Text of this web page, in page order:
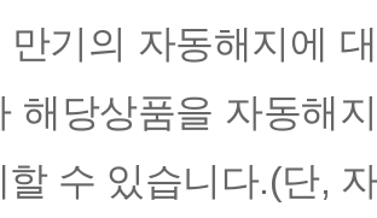
만기의 자동해지에
해당상품을 자동해
수 있습니다.(단,